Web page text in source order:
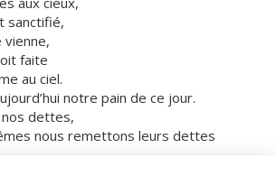
sanctifié,
faite
au ciel.
notre pain de ce jour.
dettes,
nous remettons leurs dettes